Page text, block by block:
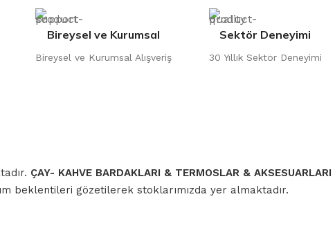
Bireysel ve Kurumsal
Bireysel ve Kurumsal Alışveriş
Sektör Deneyimi
30 Yıllık Sektör Deneyimi
ÇAY- KAHVE BARDAKLARI & TERMOSLAR & AKSESUARLARI
beklentileri gözetilerek stoklarımızda yer almaktadır.